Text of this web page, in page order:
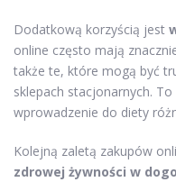
Dodatkową korzyścią jest
online często mają
także te, które mogą być
sklepach stacjonarnych.
wprowadzenie do diety
Kolejną zaletą zakupów
zdrowej żywności w